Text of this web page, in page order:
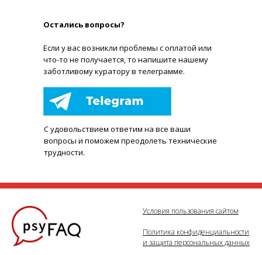
Остались вопросы?
Если у вас возникли проблемы с оплатой или
что-то не получается, то напишите нашему
заботливому куратору в телеграмме.
С удовольствием ответим на все ваши
вопросы и поможем преодолеть технические
трудности.
Условия пользования сайтом
Политика конфиденциальности
и защита персональных данных